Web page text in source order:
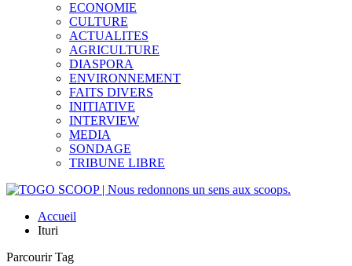
ECONOMIE
CULTURE
ACTUALITES
AGRICULTURE
DIASPORA
ENVIRONNEMENT
FAITS DIVERS
INITIATIVE
INTERVIEW
MEDIA
SONDAGE
TRIBUNE LIBRE
Accueil
Ituri
Parcourir Tag